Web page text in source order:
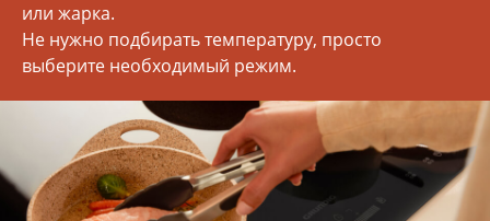
или жарка.
Не нужно подбирать температуру, просто
выберите необходимый режим.